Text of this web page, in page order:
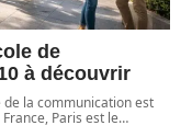
de
à découvrir
la communication est
Paris est le…